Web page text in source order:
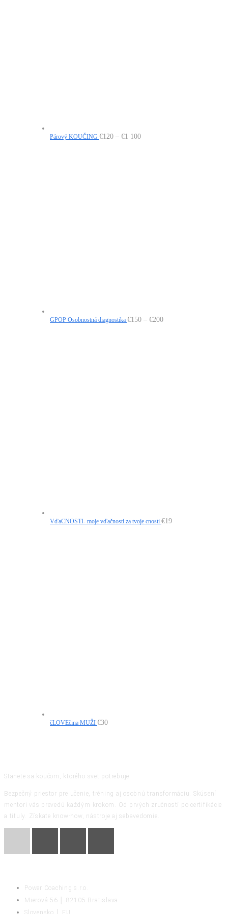
Párový KOUČING €120 – €1 100Price
GPOP Osobnostná diagnostika €150 – €200Price
VďaCNOSTI- moje vďačnosti za tvoje cnosti €19
čLOVEčina MUŽI €30
Stanete sa koučom, ktorého svet potrebuje
Bezpečný priestor pre učenie, tréning aj osobnú transformáciu. Skúsení
mentori vás prevedú každým krokom. Od prvých zručností po certifikácie
a tituly. Získate know-how, nástroje aj sebavedomie.
Power Coaching s.r.o.
Mierová 56 │ 82105 Bratislava
Slovensko │ EU